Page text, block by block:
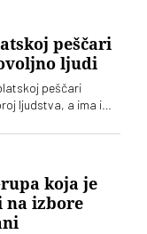
peščari
ljudi
peščari
ljudstva, a ima i
unutrašnjih
oko hiljadu i po
koja je
na izbore